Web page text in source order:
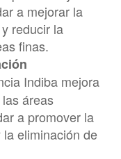
a mejorar la
reducir la
finas.
Indiba mejora
áreas
a promover la
eliminación de